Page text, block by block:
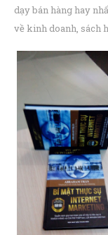
dạy bán hàng hay
về kinh doanh sách